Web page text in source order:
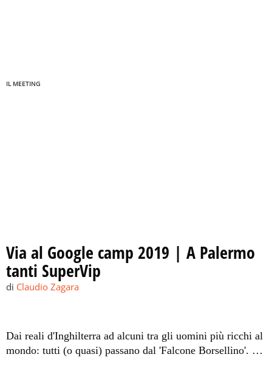
IL MEETING
Via al Google camp 2019 | A Palermo
tanti SuperVip
di Claudio Zagara
Dai reali d'Inghilterra ad alcuni tra gli uomini più ricchi al
mondo: tutti (o quasi) passano dal 'Falcone Borsellino'. LE